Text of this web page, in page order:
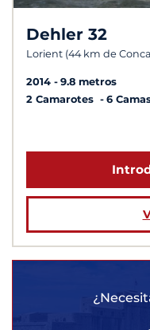
Dehler 32
Lorient (44 km de
2014
9.8 metros
2 Camarotes
6